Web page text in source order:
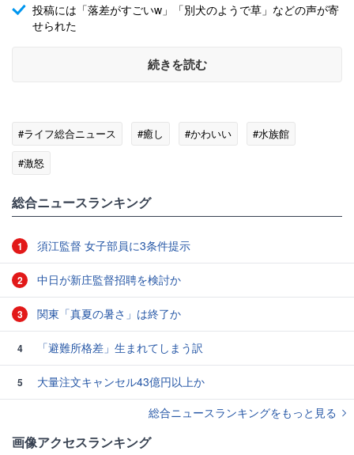
投稿には「落差がすごいw」「別犬のようで草」などの声が寄
せられた
続きを読む
#ライフ総合ニュース #癒し #かわいい
#水族館
#激怒
総合ニュースランキング
1 須江監督 女子部員に3条件提示
2 中日が新庄監督招聘を検討か
3 関東「真夏の暑さ」は終了か
4 「避難所格差」生まれてしまう訳
5
大量注文キャンセル43億円以上か
総合ニュースランキングをもっと見る
画像アクセスランキング